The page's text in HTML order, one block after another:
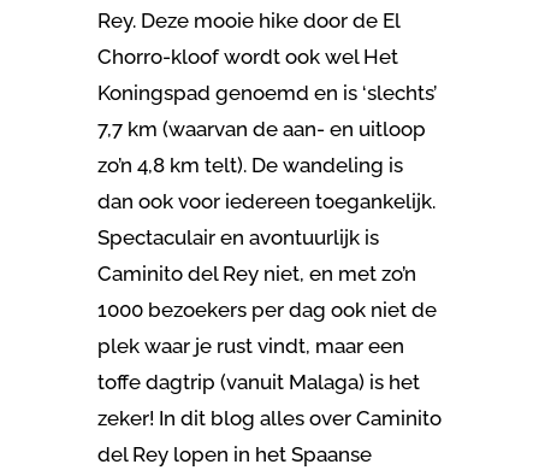
Rey. Deze mooie hike door de El
Chorro-kloof wordt ook wel Het
Koningspad genoemd en is ‘slechts’
7,7 km (waarvan de aan- en uitloop
zo’n 4,8 km telt). De wandeling is
dan ook voor iedereen toegankelijk.
Spectaculair en avontuurlijk is
Caminito del Rey niet, en met zo’n
1000 bezoekers per dag ook niet de
plek waar je rust vindt, maar een
toffe dagtrip (vanuit Malaga) is het
zeker! In dit blog alles over Caminito
del Rey lopen in het Spaanse